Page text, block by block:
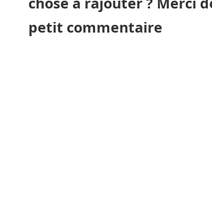
petit commentaire